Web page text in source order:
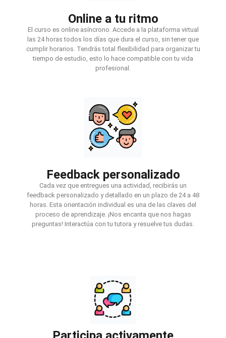
Online a tu ritmo
El curso es online asíncrono. Accede a la plataforma virtual
las 24 horas todos los días que dura el curso, sin tener que
cumplir horarios. Tendrás total flexibilidad para organizar tu
tiempo de estudio, esto lo hace compatible con tu vida
profesional.
Feedback personalizado
Cada vez que entregues una actividad, recibirás un
feedback personalizado y detallado en un plazo de 24 a 48
horas. Esta orientación individual es una de las claves del
proceso de aprendizaje. ¡Nos encanta que nos hagas
preguntas! Interactúa con tu tutora y resuelve tus dudas.